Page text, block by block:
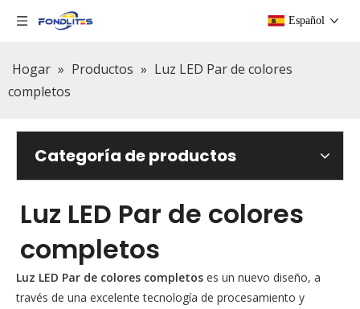
Español
Hogar » Productos » Luz LED Par de colores
completos
Categoría de productos
Luz LED Par de colores
completos
Luz LED Par de colores completos es un nuevo diseño, a
través de una excelente tecnología de procesamiento y